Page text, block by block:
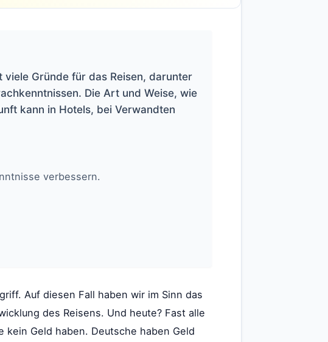
viele Gründe für das Reisen, darunter
Die Art und Weise, wie
kann in Hotels, bei Verwandten
verbessern.
Auf diesen Fall haben wir im Sinn das
des Reisens. Und heute? Fast alle
Geld haben. Deutsche haben Geld